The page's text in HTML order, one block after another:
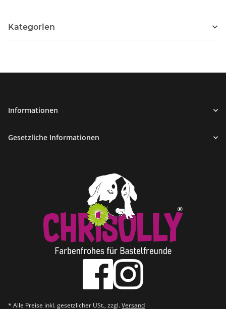
Kategorien
Informationen
Gesetzliche Informationen
* Alle Preise inkl. gesetzlicher USt., zzgl.Versand